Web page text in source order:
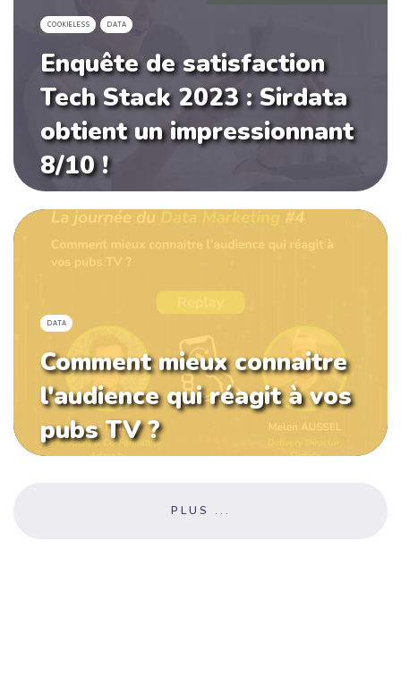
COOKIELESS DATA
Enquête de satisfaction
Tech Stack 2023 : Sirdata
obtient un impressionnant
8/10 !
DATA
Comment mieux connaitre
l'audience qui réagit à vos
pubs TV ?
PLUS ...